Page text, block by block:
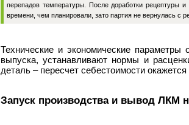
перепадов температуры. После доработки рецептуры
времени, чем планировали, зато партия не вернулась с
Технические и экономические
выпуска, устанавливают нормы и
деталь – пересчет себестоимости
Запуск производства и вывод ЛКМ